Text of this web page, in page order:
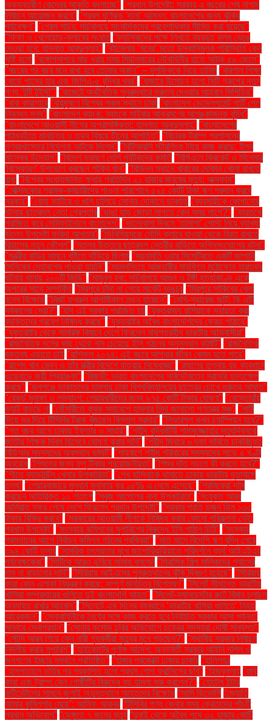
অভ্যন্তরীণ কেন্দ্রের আকৃতি বদলাচ্ছে" "প্রধান উপদেষ্টা: সরকার এ বছরের শেষ নাগাদ
নির্বাচন আয়োজন করবে" "প্রবল ঘূর্ণিঝড় 'দানা' আসন্ন: বাংলাদেশের জন্য ঝুঁকির
পর্যবেক্ষণ" "প্রেস সচিব: সচিবালয়ে সাংবাদিকদের প্রবেশাধিকার সীমিত করা হয়েছে"
"ফিফা ও খেলোয়াড়-ক্লাবের সংঘাত "ফ্যাসিবাদের পক্ষে লিখতে ব্যবহৃত কলম ভেঙে
দেওয়া হবে: হাসনাত আবদুল্লাহ" "বইমেলায় ‘মবের’ মতো উসকানিমূলক পরিস্থিতি কেন
সৃষ্টি হলো "বঙ্গোপসাগরে মাছ ধরার সময় মিয়ানমারের নৌবাহিনীর হাতে আটক ৫৬ জেলে"
"বছরের পর বছর মনে রাখা হবে তোমার অর্জন" – মুশফিককে নিয়ে তামিম "বরিশাল শিক্ষা
বোর্ডে পাসের হার এবং জিপিএ-৫ বৃদ্ধির খবর" "বাজারে উন্মোচন হলো সিটি গ্রুপের নতুন
পণ্য ‘টুটি টুইস্ট’" "বাজেটে অর্থনৈতিক পুনরুদ্ধারে গুরুত্ব দেওয়ার আহ্বান সিপিডির"
"বাবা কারাগারে "বায়ুদূষণে বিশ্বের পঞ্চম স্থানে ঢাকা "বাংলাদেশ ডেভেলপমেন্ট পার্টি পেল
নিবন্ধন সনদ" "বাংলাদেশ ব্যাংক: ব্যাংকে সাইবার আক্রমণের আশঙ্কাজনক বৃদ্ধি"
"বাংলাদেশে আওয়ামী লীগের অপ্রাসঙ্গিকতা: হাসনাত আবদুল্লাহ" "বাংলাদেশের
পাঠ্যবইতে মানচিত্র ও তথ্য বিষয়ে চীনের আপত্তি" "বিচারক ট্রাম্প প্রশাসনের
গণবরখাস্তের নির্দেশনা আটকে দিলেন" "বিটিআরসি স্টারলিংক নিয়ে কাজ করছে: ইলন
মাস্কের উদ্যোগ" "বিদেশ ভ্রমণে দেশি পর্যটকদের কমতি "বিপিএলে ক্রিকেট ও সিনেমার
'বিস্ফোরণ' উপভোগ করছেন শাকিব খান" "বিভিন্ন স্থানে খাবারের দোকান খোলা রাখতে
বাধা "বিশ্বের সংঘাতজনিত ক্ষুধায় প্রতিদিন ২১ হাজার মানুষের মৃত্যু: অক্সফাম"
"বেক্সিমকোর শ্রমিক-কর্মচারীদের পাওনা পরিশোধে ৫২৫ কোটি টাকা ঋণ প্রদান করবে
সরকার" "বোমা ফাটিয়ে ও গুলি চালিয়ে সোনার দোকানে ডাকাতি "ব্যবসায়ীকে কোপানোর
ঘটনায় ছাত্রদল নেতা গ্রেপ্তার "ভাঙা হাড় জোড়া লাগতে কেন সময় লাগে?" "ভারতকে
পরাজিত করে সেমিফাইনালে বাংলাদেশ" "ভালোবাসা দিবসে ‘তামাশা’ পোস্ট নিয়ে ব্যাখ্যা
দিলেন উপদেষ্টা ফরিদা আখতার" "ভিনিসিয়ুসকে সৌদি ক্লাবে যাওয়া থেকে বিরত রাখতে
রিয়ালের নতুন কৌশল" "মতলব উত্তরে ছাত্রদল নেত্রীর বাড়িতে অগ্নিসংযোগের ঘটনা"
"মন্ত্রীর বাড়ির সামনে বৃষ্টিতে দাঁড়িয়ে ছিলাম "ময়নামতি ওয়ার সিমেট্রিতে একটি জাপানি
সৈনিকের দেহাবশেষ পাওয়া যায়নি" "ময়মনসিংহে আজহারীর মাহফিলে মুঠোফোন হারানোর
ঘটনায় থানায় ২০০টি জিডি" "মামুনুল হক: সচিবালয়ে আগুন ও টঙ্গী হত্যাকাণ্ড একে
অপরের সাথে সম্পর্কিত "মিরপুরে চাঁদা না পেয়ে মার্কেট ভাঙচুর "মিরপুরে সাকিবের খেলা
বন্ধে বিক্ষোভ "মির্জা ফখরুল আগামীকাল লন্ডন যাচ্ছেন" "মেসি-সুয়ারেজ জুটি: কি এটি
সর্বকালের সেরা?" "যদি এই সরকার পরাজিত হয় "যুক্তরাজ্য রাশিয়াকে সহায়তা করা
ব্যক্তিদের প্রবেশ নিষিদ্ধ করছে" "যুক্তরাষ্ট্র অবৈধ বাংলাদেশিদের ফেরত পাঠাবে"
"যুক্তরাষ্ট্র থেকে সামরিক বিমানে দেশে ফিরলেন নথিপত্রহীন ভারতীয় অভিবাসীরা"
"রাজনৈতিক দলের কাছ থেকে নাম চেয়েছে ইসি গঠনের অনুসন্ধান কমিটি" "রাজনৈতিক
বক্তব্য এড়াতে চাই "রাশিফল ২০২৪: এই বছরে আপনার জীবন কেমন হতে পারে"
"রাশেদ খান মেনন ও তাঁর স্ত্রীর বিদেশে যাত্রায় নিষেধাজ্ঞা" "রাহুলের তুলনায় বড় ব্যবধানে
ওয়েনাডে জয়ী প্রিয়াঙ্কা" "রিজভী: ভারত বাংলাদেশের সার্বভৌমত্বে সরাসরি হস্তক্ষেপ
করছে" "রূপগঞ্জে ডাকাতদের হামলায় ঢাকা বিশ্ববিদ্যালয়ের ছাত্রের চোখে গুরুতর আঘাত"
"রেকর্ড মুনাফা ও লভ্যাংশ: শেয়ারধারীদের জন্য ৯৭৫ কোটি টাকার ঘোষণা" "রেস্তোরাঁয়
ভ্যাট বাড়ছে না "রৌমারীতে কৃষক সমাবেশে হামলার নিন্দা জানালো গণতন্ত্র মঞ্চ" "লাঠি
দিয়ে ভর দিয়ে টিসিবির ট্রাক খুঁজছেন বিল্লাল সরদার" "লিভারপুল কখন চ্যাম্পিয়ন হবে?"
"শত বছর আগে ঢাকায় ইফতার ও সাহ্‌রি" "শহীদ বুদ্ধিজীবী শামসুজ্জোহার মৃত্যুদিবসকে
জাতীয় শিক্ষক দিবস হিসেবে ঘোষণা করার দাবি" "শহীদ মিনারে ৬ দফা দাবিতে চাকরিচ্যুত
বিডিআর সদস্যদের অবস্থান ধর্মঘট" "শাহবাগে শহীদ পরিবারের সদস্যদের সাড়ে ৫ ঘণ্টা
অবরোধ "শিশুদের জন্য ফ্লু টিকার প্রয়োজনীয়তা" "শিশুর দাঁত নড়লে কী করতে হবে?"
"শীতে ব্যাডমিন্টন খেলার উপকারিতা" "শেখ হাসিনাকে থামাতে ঢাকায় ভারতীয় দূতাবাসে
তলব" "শেয়ারবাজারে মূলধনি মুনাফার কর ১৫% এ নেমে এসেছে" "শ্রমিকেরা দাবি
করছেন অতিরিক্ত ১০ শতাংশ "সবুজ আপেলের নানা উপকারিতা" "সংযুক্ত আরব
আমিরাত সফর শেষে দেশে ফিরলেন প্রধান উপদেষ্টা" "সরকার প্রতি ডজন ডিম ১৩০
টাকায় বিক্রি করবে" "সরকারের আওয়ামী লীগকে নিষিদ্ধ করার কোনো পরিকল্পনা নেই:
প্রধান উপদেষ্টা" "সংস্কার কমিশনের সুপারিশের বিরুদ্ধে ইসি পাঠাল চিঠি" "সংস্কার
প্রস্তাবের আগে নির্বাচন কমিশন গঠনের প্রক্রিয়া" "সাত মাসে বিদেশি ঋণ বৃদ্ধি পেয়ে
৩৯৪ কোটি ডলার "সামরিক তৎপরতার মুখে জাপোরিঝঝিয়াতে পরিদর্শনে ব্যর্থ আইএইএর
পর্যবেক্ষকেরা" "সিটিকে আরও ডুবিয়ে সালাহ বললেন "সিরামিক শিল্প মালিকদের গ্যাসের
দাম না বাড়ানোর দাবি" "সিরিয়ায় আইএসের পুনরুত্থানের ঝুঁকি দ্বিগুণ হয়েছে" "সিরিয়ায়
কারা কোন এলাকা নিয়ন্ত্রণ করছে: সম্পূর্ণ মানচিত্র বিশ্লেষণ" "সিলেট সীমান্তে ভারতীয়
খাসিয়া সম্প্রদায়ের গুলিতে দুই বাংলাদেশি আহত" "সিলেট-ম্যানচেস্টার রুটে বিমান চলাচল
অব্যাহত রাখার আহ্বান" "সিলেটে এক দিনের ব্যবধানে ‘ভারতীয় খাসিয়া গু‌লিতে’ নিহত
আরেকজন" "সেনাবাহিনীকে ধৈর্যের সঙ্গে কাজ করতে হবে নির্বাচিত সরকার আসা পর্যন্ত:
সাভারে সেনাপ্রধান" "সোনার কমোড চুরির অভিযোগে চক্রের সদস্যরা দোষী সাব্যস্ত"
"সৌদি আরব গিয়ে কেন নারী গৃহকর্মীরা মৃত্যুর মুখে পড়ছেন?" "স্থানীয় সরকার নির্বাচন
নির্দলীয় করার সুপারিশ" "হাইকোর্টের পূর্ণাঙ্গ আদেশ: অন্তর্বর্তী সরকার আইনি দলিল ও
জনগণের ইচ্ছার সমর্থনে প্রতিষ্ঠিত" "হাঙ্গার প্রজেক্টে ঢাকায় চাকরি "হালিশহর
"হাসপাতালে ভর্তির পর প্রকাশিত হলো প্রথম পোপ ফ্রান্সিসের ছবি" "হিজবুল্লাহ "হুথি
কারা এবং ট্রাম্প কেন গোষ্ঠীটির বিরুদ্ধে বড় হামলা শুরু করলেন?" "হোটেল ইন্টার
কন্টিনেন্টালের সামনে জুলাই অভ্যুত্থানে আহতদের বিক্ষোভ “আমি ডিভোর্সি “জ্যোতি
আমার কুমিল্লার মেয়ে”: আসিফ আকবর “টিসিবির পণ্য কেনার সময় ক্রেতাদের পাঁচটি
প্রধান অভিযোগ” “ডেঙ্গুতে ৭ জনের মৃত্যু “দুবাই থেকে অবৈধ পথে ৩২ হাজার কোটি